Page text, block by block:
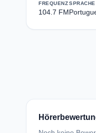
FREQUENZ
104.7 FM
SPRACHE